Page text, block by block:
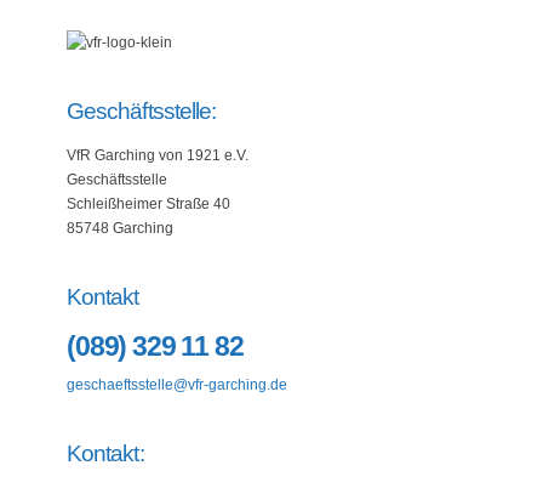
Geschäftsstelle:
VfR Garching von 1921 e.V.
Geschäftsstelle
Schleißheimer Straße 40
85748 Garching
Kontakt
(089) 329 11 82
geschaeftsstelle@vfr-garching.de
Kontakt: